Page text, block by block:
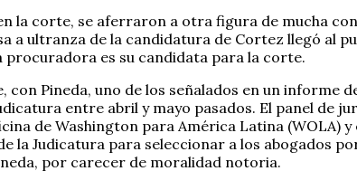
la corte, se aferraron a otra figura de mucha
a ultranza de la candidatura de Cortez llegó al
es su candidata para la corte.
Pineda, uno de los señalados en un informe
entre abril y mayo pasados. El panel de
de Washington para América Latina (WOLA)
la Judicatura para seleccionar a los abogados
por carecer de moralidad notoria.